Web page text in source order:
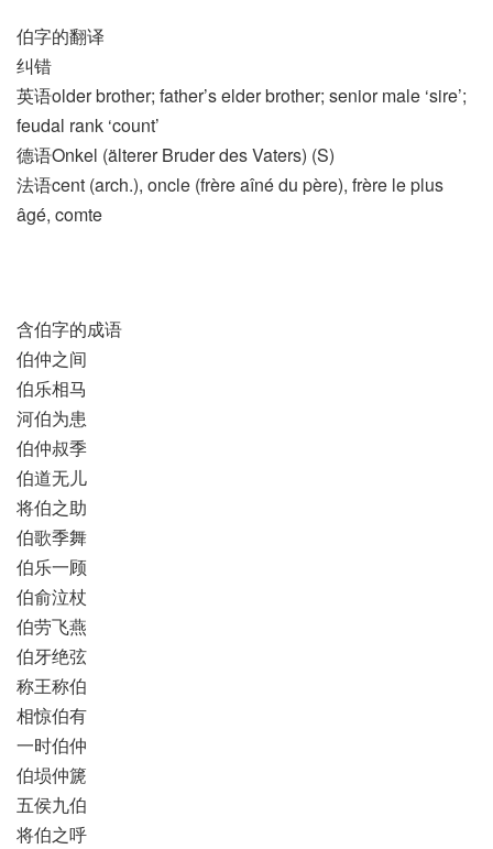
伯字的翻译
纠错
英语older brother; father’s elder brother; senior male ‘sire’;
feudal rank ‘count’
德语Onkel (älterer Bruder des Vaters)​ (S)
法语cent (arch.)​, oncle (frère aîné du père)​, frère le plus
âgé, comte
含伯字的成语
伯仲之间
伯乐相马
河伯为患
伯仲叔季
伯道无儿
将伯之助
伯歌季舞
伯乐一顾
伯俞泣杖
伯劳飞燕
伯牙绝弦
称王称伯
相惊伯有
一时伯仲
伯埙仲篪
五侯九伯
将伯之呼